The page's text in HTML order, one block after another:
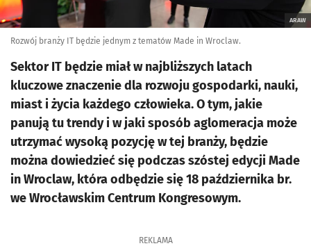
ARAW
Rozwój branży IT będzie jednym z tematów Made in Wroclaw.
Sektor IT będzie miał w najbliższych latach
kluczowe znaczenie dla rozwoju gospodarki, nauki,
miast i życia każdego człowieka. O tym, jakie
panują tu trendy i w jaki sposób aglomeracja może
utrzymać wysoką pozycję w tej branży, będzie
można dowiedzieć się podczas szóstej edycji Made
in Wroclaw, która odbędzie się 18 października br.
we Wrocławskim Centrum Kongresowym.
REKLAMA